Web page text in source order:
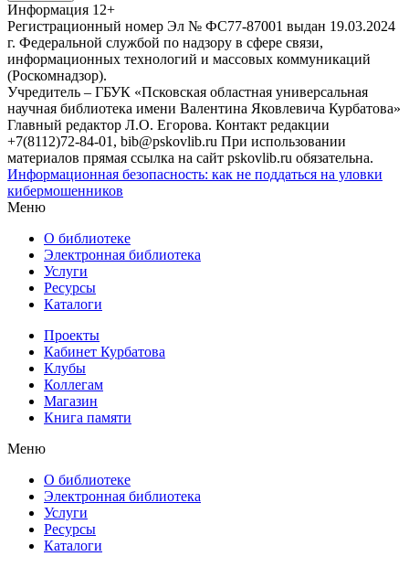
Информация 12+
Регистрационный номер Эл № ФС77-87001 выдан 19.03.2024
г. Федеральной службой по надзору в сфере связи,
информационных технологий и массовых коммуникаций
(Роскомнадзор).
Учредитель – ГБУК «Псковская областная универсальная
научная библиотека имени Валентина Яковлевича Курбатова»
Главный редактор Л.О. Егорова. Контакт редакции
+7(8112)72-84-01, bib@pskovlib.ru При использовании
материалов прямая ссылка на сайт pskovlib.ru обязательна.
Информационная безопасность: как не поддаться на уловки
кибермошенников
Меню
О библиотеке
Электронная библиотека
Услуги
Ресурсы
Каталоги
Проекты
Кабинет Курбатова
Клубы
Коллегам
Магазин
Книга памяти
Меню
О библиотеке
Электронная библиотека
Услуги
Ресурсы
Каталоги